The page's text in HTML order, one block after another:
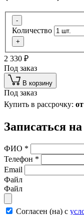
-
Количество
+
2 330 ₽
Под заказ
В корзину
Под заказ
Купить в рассрочку: от
Записаться
ФИО *
Телефон *
Email
Файл
Файл
Согласен (на) с